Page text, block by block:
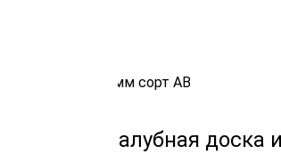
MAX
35х140х2000 мм сорт АВ
Палубная доска